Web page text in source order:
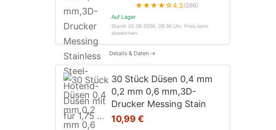
★★★★☆4.5(286)
Auf Lager
Stand: 02.08.2026, 09:36 Uhr. Preis kann
abweichen.
Details & Daten →
30 Stück Düsen 0,4 mm
0,2 mm 0,6 mm,3D-
Drucker Messing Stain
10,99 €